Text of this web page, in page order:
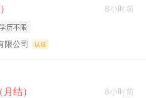
8小时前
历不限
限公司 认证
结）
8小时前